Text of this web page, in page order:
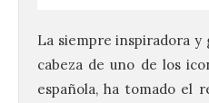
La siempre inspiradora y
cabeza de uno de los
española, ha tomado el